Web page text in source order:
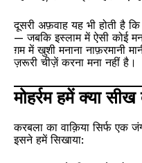
दूसरी अफ़वाह यह भी होती है कि
— जबकि इस्लाम में ऐसी कोई
ग़म में खुशी मनाना नाफ़रमानी
ज़रूरी चीज़ें करना मना नहीं है।
मोहर्रम हमें क्या
करबला का वाक़िया सिर्फ एक
इसने हमें सिखाया: